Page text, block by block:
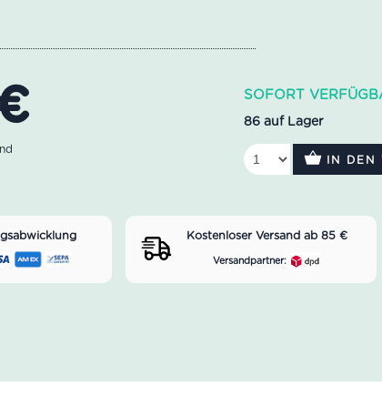
SOFORT
86 auf Lager
IN DEN
Kostenloser Versand ab 85 €
Versandpartner: